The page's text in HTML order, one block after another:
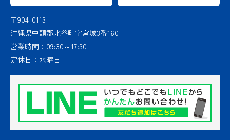
〒904-0113
沖縄県中頭郡北谷町字宮城3番160
営業時間： 09:30～17:30
定休日： 水曜日